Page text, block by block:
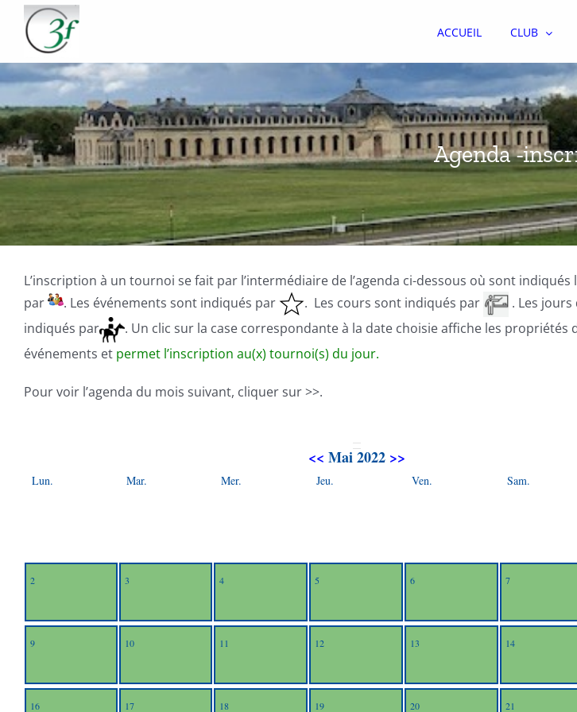
Passer
contenu
ACCUEIL CLUB
Agenda -
L’inscription à un tournoi se fait par l’intermédiaire de l’agenda ci-dessous où sont
par
. Les événements sont indiqués par . Les cours sont indiqués par
. Les jours
indiqués par
. Un clic sur la case correspondante à la date choisie affiche les propriétés
événements et permet l’inscription au(x) tournoi(s) du jour.
Pour voir l’agenda du mois suivant, cliquer sur >>.
<< Mai 2022 >>
Lun. Mar. Mer. Jeu. Ven. Sam.
2 3 4 5 6 7
9 10 11 12 13 14
16 17 18 19 20 21